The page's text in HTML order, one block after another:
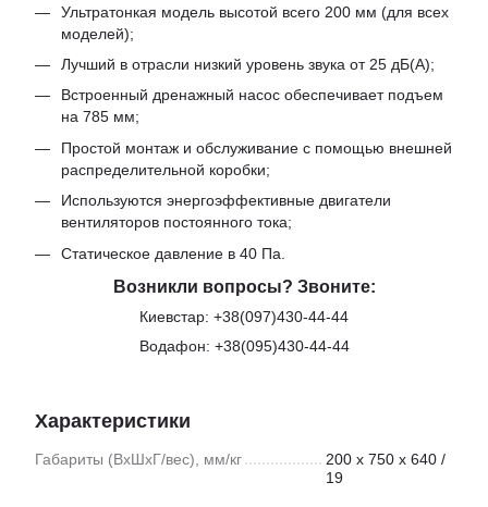
Ультратонкая модель высотой всего 200 мм (для всех
моделей);
Лучший в отрасли низкий уровень звука от 25 дБ(A);
Встроенный дренажный насос обеспечивает подъем
на 785 мм;
Простой монтаж и обслуживание с помощью внешней
распределительной коробки;
Используются энергоэффективные двигатели
вентиляторов постоянного тока;
Статическое давление в 40 Па.
Возникли вопросы? Звоните:
Киевстар: +38(097)430-44-44
Водафон: +38(095)430-44-44
Характеристики
Габариты (ВхШхГ/вес), мм/кг
200 х 750 х 640 /
19